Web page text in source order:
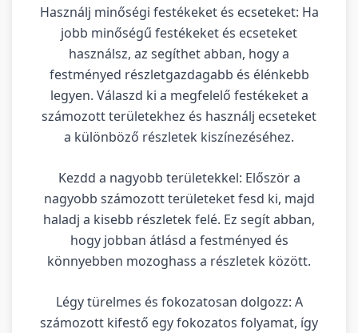
Használj minőségi festékeket és ecseteket: Ha
jobb minőségű festékeket és ecseteket
használsz, az segíthet abban, hogy a
festményed részletgazdagabb és élénkebb
legyen. Válaszd ki a megfelelő festékeket a
számozott területekhez és használj ecseteket
a különböző részletek kiszínezéséhez.
Kezdd a nagyobb területekkel: Először a
nagyobb számozott területeket fesd ki, majd
haladj a kisebb részletek felé. Ez segít abban,
hogy jobban átlásd a festményed és
könnyebben mozoghass a részletek között.
Légy türelmes és fokozatosan dolgozz: A
számozott kifestő egy fokozatos folyamat, így